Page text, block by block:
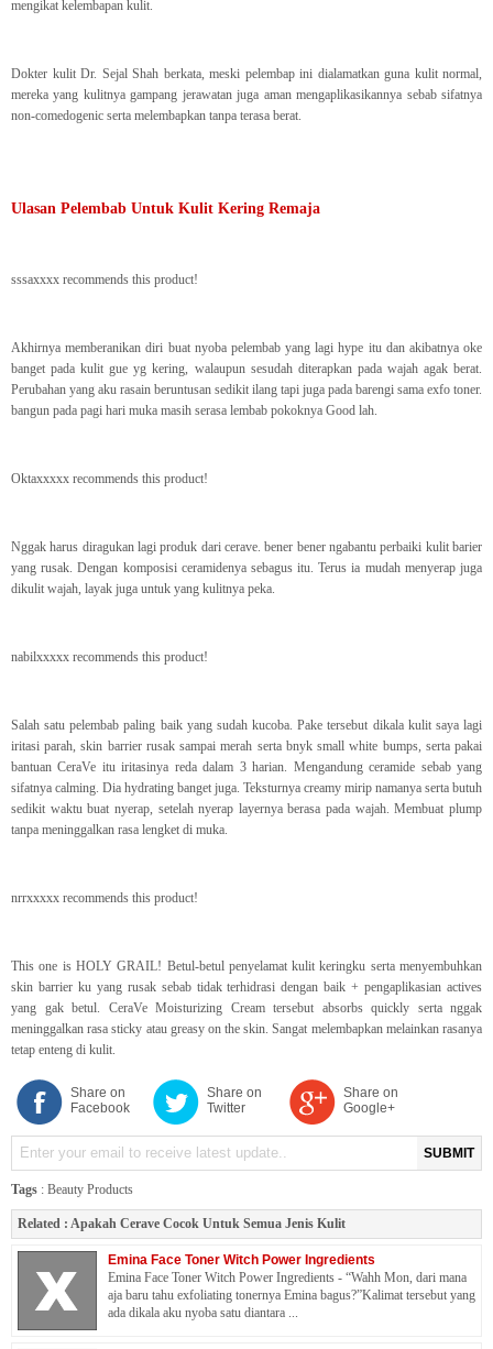
mengikat kelembapan kulit.
Dokter kulit Dr. Sejal Shah berkata, meski pelembap ini dialamatkan guna kulit normal,
mereka yang kulitnya gampang jerawatan juga aman mengaplikasikannya sebab sifatnya
non-comedogenic serta melembapkan tanpa terasa berat.
Ulasan Pelembab Untuk Kulit Kering Remaja
sssaxxxx recommends this product!
Akhirnya memberanikan diri buat nyoba pelembab yang lagi hype itu dan akibatnya oke
banget pada kulit gue yg kering, walaupun sesudah diterapkan pada wajah agak berat.
Perubahan yang aku rasain beruntusan sedikit ilang tapi juga pada barengi sama exfo toner.
bangun pada pagi hari muka masih serasa lembab pokoknya Good lah.
Oktaxxxxx recommends this product!
Nggak harus diragukan lagi produk dari cerave. bener bener ngabantu perbaiki kulit barier
yang rusak. Dengan komposisi ceramidenya sebagus itu. Terus ia mudah menyerap juga
dikulit wajah, layak juga untuk yang kulitnya peka.
nabilxxxxx recommends this product!
Salah satu pelembab paling baik yang sudah kucoba. Pake tersebut dikala kulit saya lagi
iritasi parah, skin barrier rusak sampai merah serta bnyk small white bumps, serta pakai
bantuan CeraVe itu iritasinya reda dalam 3 harian. Mengandung ceramide sebab yang
sifatnya calming. Dia hydrating banget juga. Teksturnya creamy mirip namanya serta butuh
sedikit waktu buat nyerap, setelah nyerap layernya berasa pada wajah. Membuat plump
tanpa meninggalkan rasa lengket di muka.
nrrxxxxx recommends this product!
This one is HOLY GRAIL! Betul-betul penyelamat kulit keringku serta menyembuhkan
skin barrier ku yang rusak sebab tidak terhidrasi dengan baik + pengaplikasian actives
yang gak betul. CeraVe Moisturizing Cream tersebut absorbs quickly serta nggak
meninggalkan rasa sticky atau greasy on the skin. Sangat melembapkan melainkan rasanya
tetap enteng di kulit.
Share on
Facebook
Share on
Twitter
Share on
Google+
SUBMIT
Tags : Beauty Products
Related : Apakah Cerave Cocok Untuk Semua Jenis Kulit
Emina Face Toner Witch Power Ingredients
Emina Face Toner Witch Power Ingredients - “Wahh Mon, dari mana
aja baru tahu exfoliating tonernya Emina bagus?”Kalimat tersebut yang
ada dikala aku nyoba satu diantara ...